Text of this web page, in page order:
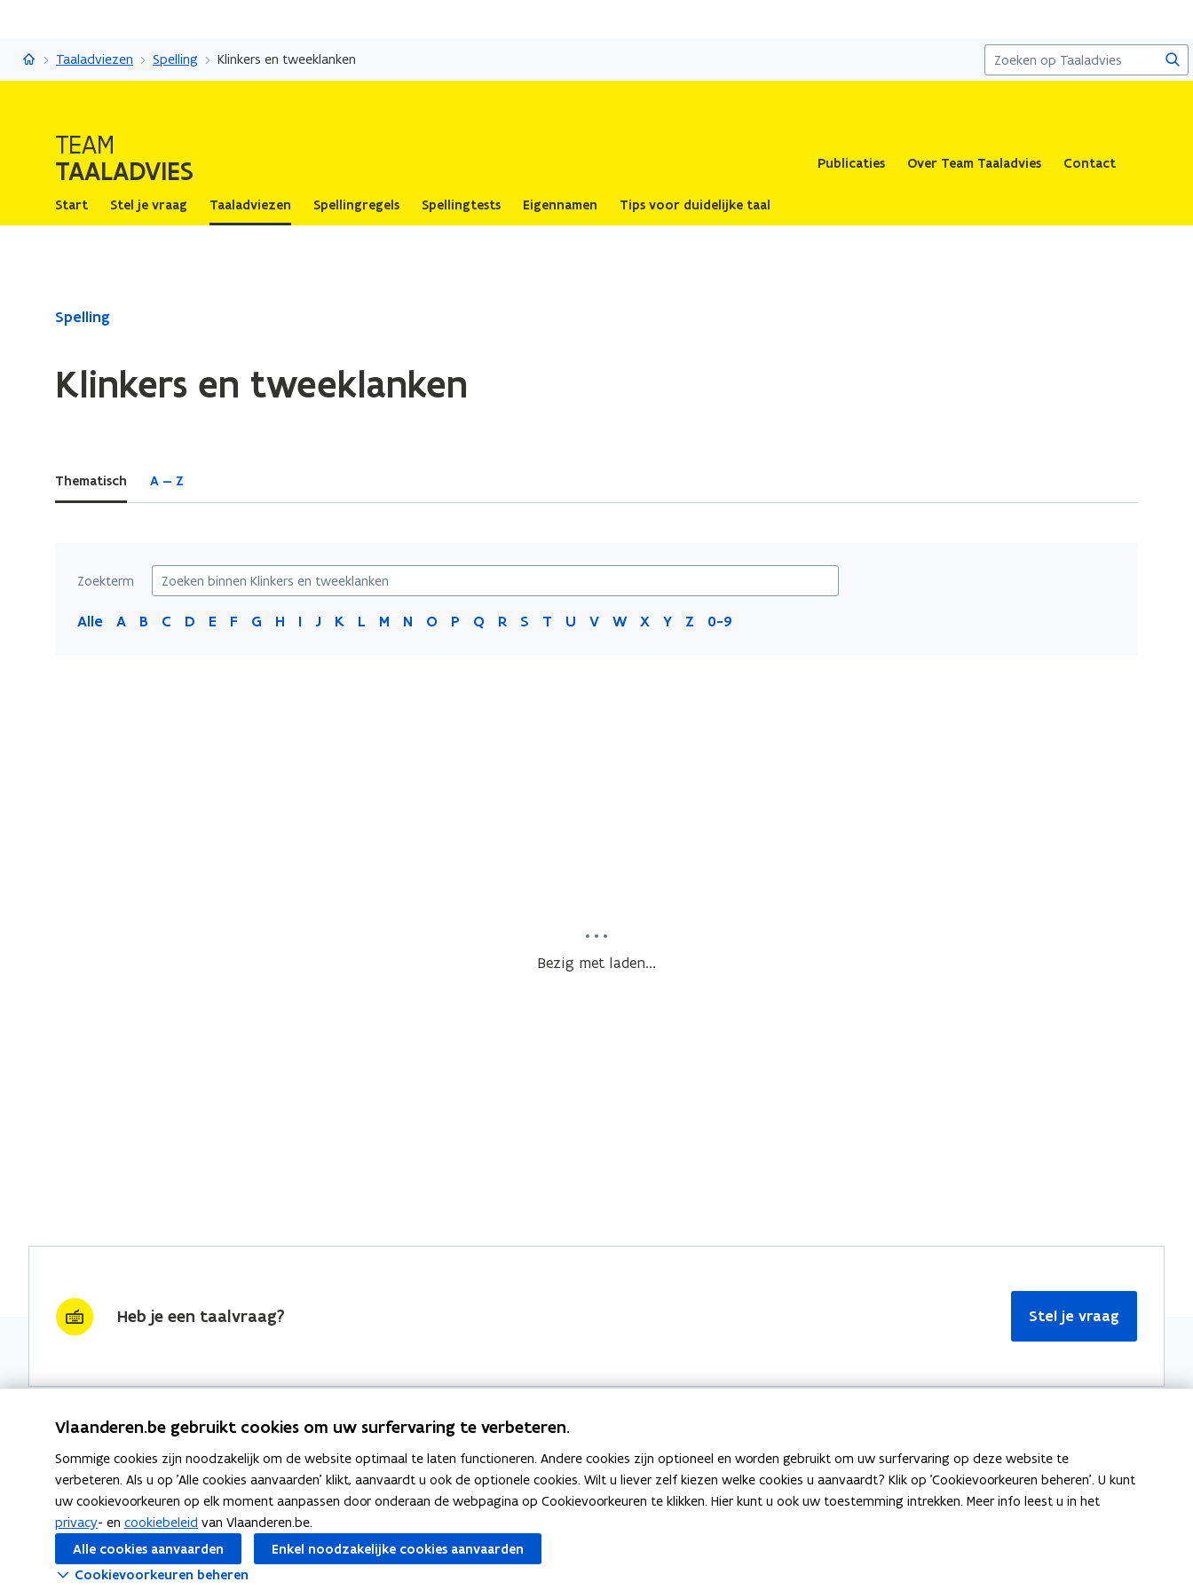
naar
TaaladviesTaaladviezen Spelling Klinkers en tweeklanken
TEAM
TAALADVIES Publicaties Over Team Taaladvies Contact
Start Stel je vraag Taaladviezen Spellingregels Spellingtests Eigennamen Tips voor duidelijke taal
Gedaan
Klinkers
Spelling
Klinkers en tweeklanken
Thematisch A — Z
Zoekterm
Alle A B C D E F G H I J K L M N O P Q R S T U V W X Y Z 0-9
Bezig met laden...
Heb je een taalvraag? Stel je vraag
Nieuwsbrief krijgen?
vraag & woord van de week
wekelijks in je mailbox
Schrijf je in
Thema's
Spellingregels
Bekijk ook Meer informatie
Over Team Taaladvies
Vlaanderen.be gebruikt cookies om uw surfervaring te verbeteren.
Sommige cookies zijn noodzakelijk om de website optimaal te laten functioneren. Andere cookies zijn optioneel en worden gebruikt om uw surfervaring op deze website te
verbeteren. Als u op 'Alle cookies aanvaarden' klikt, aanvaardt u ook de optionele cookies. Wilt u liever zelf kiezen welke cookies u aanvaardt? Klik op 'Cookievoorkeuren beheren'. U kunt
uw cookievoorkeuren op elk moment aanpassen door onderaan de webpagina op Cookievoorkeuren te klikken. Hier kunt u ook uw toestemming intrekken. Meer info leest u in het
privacy- en cookiebeleid van Vlaanderen.be.
Alle cookies aanvaarden
Enkel noodzakelijke cookies aanvaarden
Cookievoorkeuren beheren